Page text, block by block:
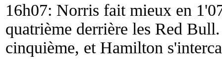
16h07: Norris fait mieux en
quatrième derrière les Red
cinquième, et Hamilton